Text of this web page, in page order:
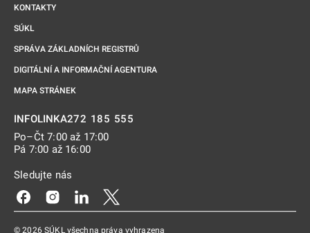
KONTAKTY
SÚKL
SPRÁVA ZÁKLADNÍCH REGISTRŮ
DIGITÁLNÍ A INFORMAČNÍ AGENTURA
MAPA STRÁNEK
INFOLINKA272 185 555
Po–Čt 7:00 až 17:00
Pá 7:00 až 16:00
Sledujte nás
Odkaz se otevře na nové kartě
Odkaz se otevře na nové kartě
Odkaz se otevře na nové kartě
© 2026 SÚKL všechna práva vyhrazena